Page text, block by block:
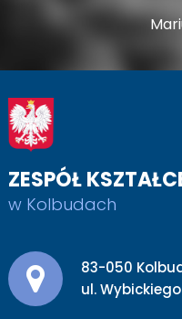
ZESPÓŁ
w Kolbudach
Adres
83-050
ul.